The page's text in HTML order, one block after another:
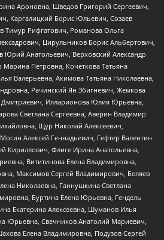
Ароновна, Шведов Григорий Сергеевич,
Каргалицкий Борис Юльевич, Созаев
Тимур Рифгатович, Романова Ольга
Цирульников Борис Альбертович,
Юрий Анатольевич, Верховский Александр
Петровна, Кочеткова Татьяна
Валерьевна, Акимова Татьяна Николаевна,
Рачинский Ян Збигневич, Жемкова
Дмитриевич, Илларионова Юлия Юрьевна,
Светлана Сергеевна, Аверин Владимир
Щур Николай Алексеевич,
Алексей Геннадьевич, Гефтер Валентин
Кириллович, Флиге Ирина Анатольевна,
Вититинова Елена Владимировна,
Максимов Сергей Владимирович, Беляев
Николаевна, Ганнушкина Светлана
Буртина Елена Юрьевна, Гендель
Екатерина Алексеевна, Шуманов Илья
Юрьевна, Свечников Анатолий Мариевич,
Елена Владимировна, Подузов Сергей